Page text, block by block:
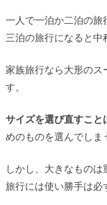
一人で一泊か二泊の旅
三泊の旅行になると中
家族旅行なら大形のス
す。
サイズを選び直すこと
めのものを選んでしま
しかし、大きなもの
旅行には使い勝手は必